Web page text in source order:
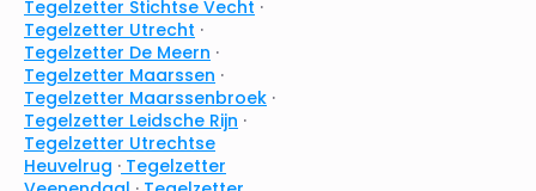
Tegelzetter Stichtse Vecht ·
Tegelzetter Utrecht ·
Tegelzetter De Meern ·
Tegelzetter Maarssen ·
Tegelzetter Maarssenbroek ·
Tegelzetter Leidsche Rijn ·
Tegelzetter Utrechtse
Heuvelrug · Tegelzetter